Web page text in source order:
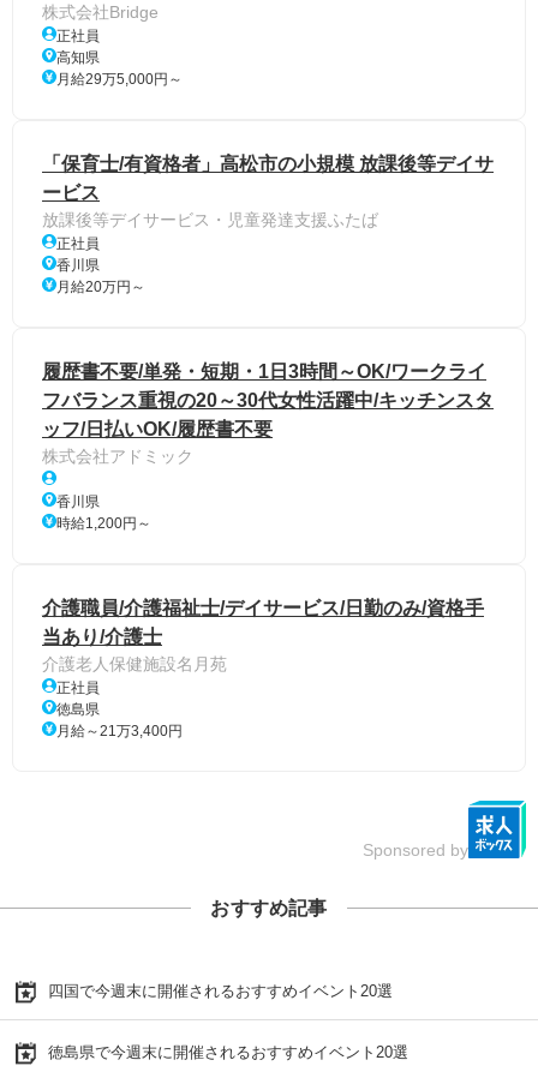
株式会社Bridge
正社員
高知県
月給29万5,000円～
「保育士/有資格者」高松市の小規模 放課後等デイサ
ービス
放課後等デイサービス・児童発達支援ふたば
正社員
香川県
月給20万円～
履歴書不要/単発・短期・1日3時間～OK/ワークライ
フバランス重視の20～30代女性活躍中/キッチンスタ
ッフ/日払いOK/履歴書不要
株式会社アドミック
香川県
時給1,200円～
介護職員/介護福祉士/デイサービス/日勤のみ/資格手
当あり/介護士
介護老人保健施設名月苑
正社員
徳島県
月給～21万3,400円
Sponsored by
おすすめ記事
四国で今週末に開催されるおすすめイベント20選
徳島県で今週末に開催されるおすすめイベント20選